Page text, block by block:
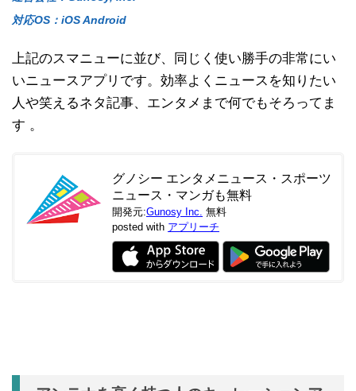
対応OS：iOS Android
上記のスマニューに並び、同じく使い勝手の非常にい
いニュースアプリです。効率よくニュースを知りたい
人や笑えるネタ記事、エンタメまで何でもそろってま
す 。
グノシー エンタメニュース・スポーツ
ニュース・マンガも無料
開発元:Gunosy Inc. 無料
posted with アプリーチ